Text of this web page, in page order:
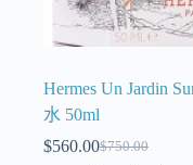
Hermes Un Jardin
水 50ml
$750.00
$560.00